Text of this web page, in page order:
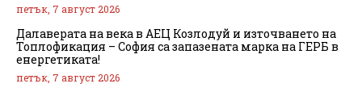
петък, 7 август 2026
Далаверата на века в АЕЦ Козлодуй и източването на
Топлофикация – София са запазената марка на ГЕРБ в
енергетиката!
петък, 7 август 2026